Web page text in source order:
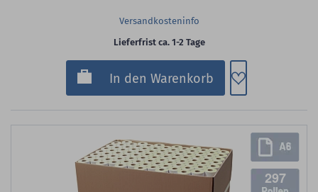
Versandkosteninfo
Lieferfrist ca. 1-2 Tage
In den Warenkorb Zum
297